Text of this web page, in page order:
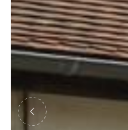
Précédent